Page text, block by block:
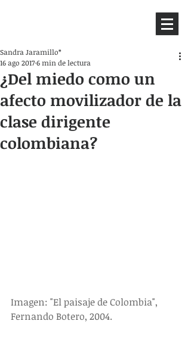
¿Del miedo como un
afecto movilizador de la
clase dirigente
colombiana?
Sandra Jaramillo*
16 ago 20176 min de lectura
Imagen: "El paisaje de Colombia",
Fernando Botero, 2004.